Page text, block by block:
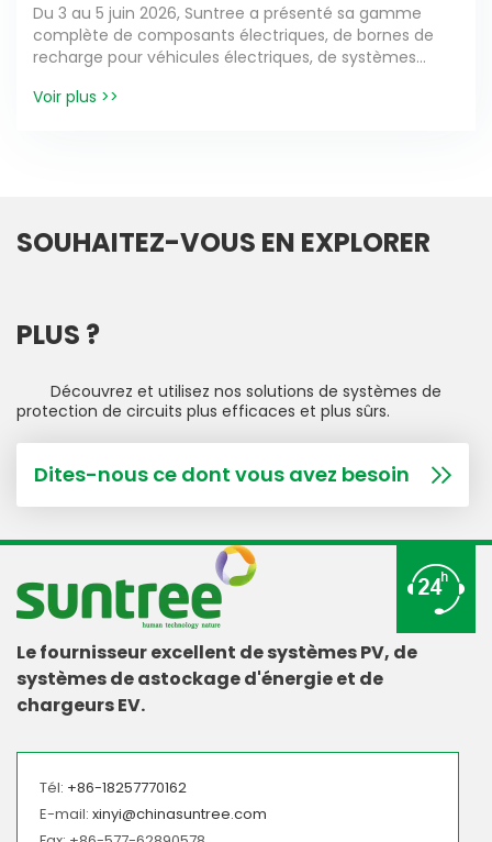
Du 3 au 5 juin 2026, Suntree a présenté sa gamme
complète de composants électriques, de bornes de
recharge pour véhicules électriques, de systèmes
d'énergie lors du 19e salon international SNEC PV+ dédié
opportunités d'échanges technologiques et de
coopération transfrontalière.
Voir plus >>
SOUHAITEZ-VOUS EN EXPLORER
PLUS ?
Découvrez et utilisez nos solutions de systèmes de
protection de circuits plus efficaces et plus sûrs.
Dites-nous ce dont vous avez besoin
Le fournisseur excellent de systèmes PV, de
systèmes de astockage d'énergie et de
chargeurs EV.
Tél: +86-18257770162
E-mail: xinyi@chinasuntree.com